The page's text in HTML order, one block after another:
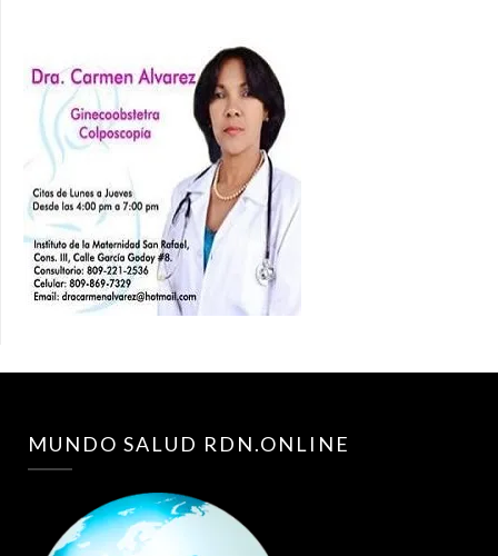
MUNDO SALUD RDN.ONLINE